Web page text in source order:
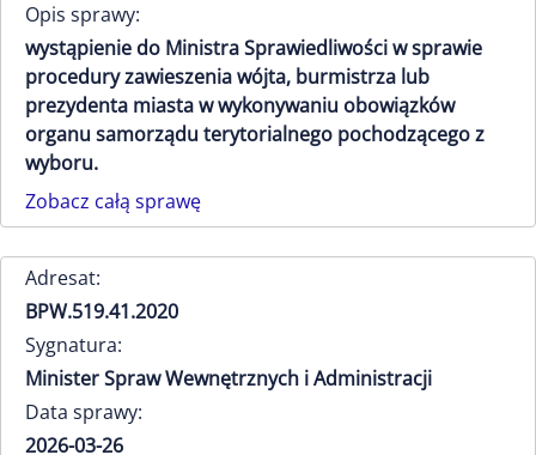
Opis sprawy:
wystąpienie do Ministra Sprawiedliwości w sprawie
procedury zawieszenia wójta, burmistrza lub
prezydenta miasta w wykonywaniu obowiązków
organu samorządu terytorialnego pochodzącego z
wyboru.
Zobacz całą sprawę
Adresat:
BPW.519.41.2020
Sygnatura:
Minister Spraw Wewnętrznych i Administracji
Data sprawy:
2026-03-26